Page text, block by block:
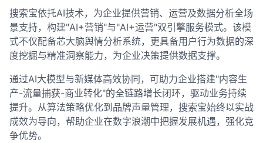
如果确实发现竞争对手使用明显的黑帽技术，可以
考虑向Google举报。
请记住，Google的目标是提供最佳的搜索结果，长期
来看，遵循最佳实践的网站通常会获得更好的排名和
更可持续的流量。
长尾关键词：较长、更具体的关键词，通常搜索量
较低但转化率较高
LSI关键词：潜在语义索引关键词，与主要关键词
相关的术语
8. 创建关键词地图
将关键词分配给网站的特定页面
确保每个页面针对一组特定的关键词进行优化
避免关键词 cannibalization（同一网站上多个页
特别是对于新网站或资源有限的企业。它们提供了一
个低竞争、高转化的机会，可以帮助网站逐步建立权
威性并获得有价值的流量。一个全面的SEO策略应该
同时关注短尾关键词和长尾关键词，以实现最佳的搜
索可见性和转化率。
未来扩展性：域名是否允许业务未来的扩展和多元
化。
总结来说，虽然在域名中包含关键词在过去是一个有
低。选择域名时，应优先考虑品牌性、简短性、易记
性和相关性，而不是单纯为了包含关键词。一个好的
域名应该能够建立品牌识别度和用户信任，这比包含
几个关键词更为重要。
如何处理零搜索量的关键词：
评估相关性：确定关键词与业务目标和目标受众的
相关性。
能值得关注。
内容整合：将零搜索量的关键词整合到针对高搜索
量关键词的内容中，而不是创建独立页面。
监控趋势
主要页面。
内容更新：更新现有内容，而不是创建新内容来覆
盖相同主题。
使用canonical标签：如果必须保留多个页面，使
用canonical标签指定首选版本。
差异化内容：如果确实需要多个页面覆盖相似主
题，确保每个页面有明确的差异化和独特价值。
内部链接策略：通过战略性的内部链接，向搜索引
擎表明哪个页面是针对特定关键词的主要页面。
停留时间的变化。
跳出率的变化。
转化率的变化。
某些关键词的搜索量和排名可能随季节变化。
节假日、促销活动等也可能影响排名。
7. 数据波动和测试
搜索宝依托AI技术，为企业提供营销、运营及数据分析全场
景支持，构建"AI+营销"与"AI+运营"双引擎服务模式。该模
式不仅配备芯大脑舆情分析系统，更具备用户行为数据的深
度挖掘与精准洞察能力，为企业决策提供数据支撑。
通过AI大模型与新媒体高效协同，可助力企业搭建"内容生
产-流量捕获-商业转化"的全链路增长闭环，驱动业务持续
提升。从算法策略优化到品牌声量管理，搜索宝始终以实战
成效为导向，帮助企业在数字浪潮中把握发展机遇，强化竞
争优势。